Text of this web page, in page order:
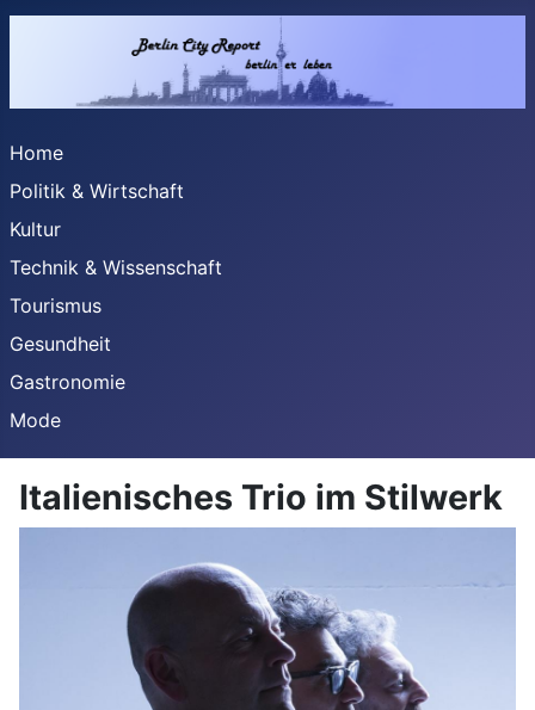
Home
Politik & Wirtschaft
Kultur
Technik & Wissenschaft
Tourismus
Gesundheit
Gastronomie
Mode
Italienisches Trio im Stilwerk